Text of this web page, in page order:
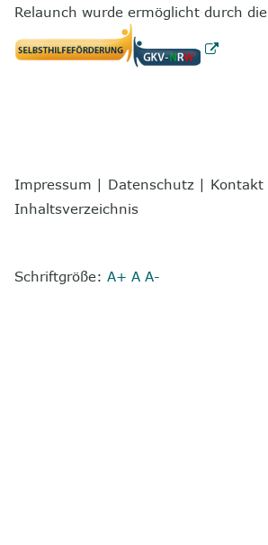
Relaunch wurde ermöglicht durch die
Impressum | Datenschutz | Kontakt
Inhaltsverzeichnis
Schriftgröße: A+ A A-